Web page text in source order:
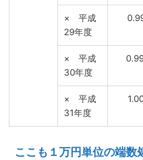
× 平成
29年度
× 平成
30年度
× 平成
31年度
ここも１万円単位の端数